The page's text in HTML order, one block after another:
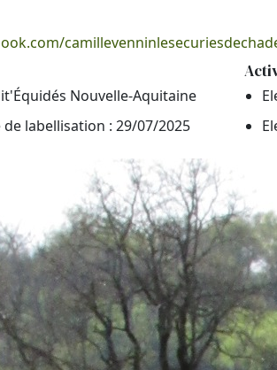
Nouvelle-Aquitaine
de labellisation : 29/07/2025